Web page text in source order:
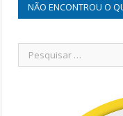
NÃO ENCONTROU O